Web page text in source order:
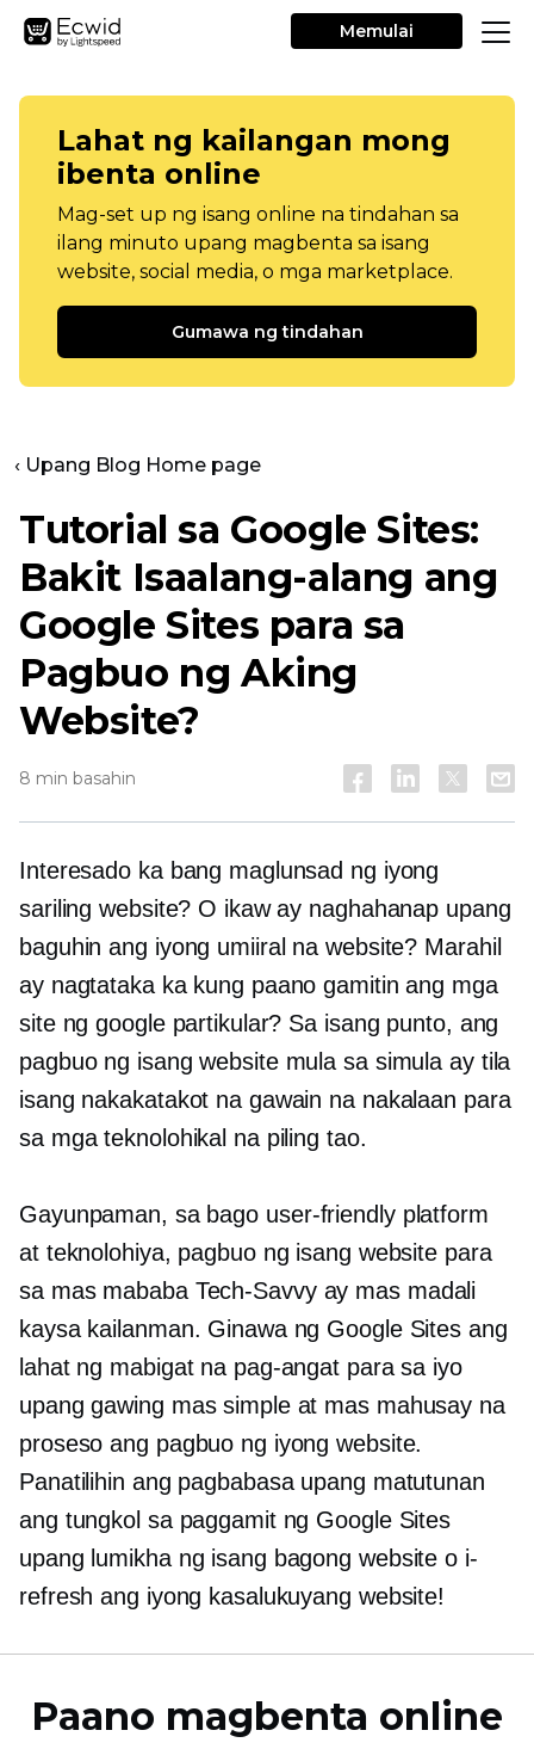
Memulai
Lahat ng kailangan mong
ibenta online
Mag-set up ng isang online na tindahan sa
ilang minuto upang magbenta sa isang
website, social media, o mga marketplace.
Gumawa ng tindahan
‹ Upang Blog Home page
Tutorial sa Google Sites:
Bakit Isaalang-alang ang
Google Sites para sa
Pagbuo ng Aking
Website?
8 min basahin
Interesado ka bang maglunsad ng iyong
sariling website? O ikaw ay naghahanap upang
baguhin ang iyong umiiral na website? Marahil
ay nagtataka ka kung paano gamitin ang mga
site ng google partikular? Sa isang punto, ang
pagbuo ng isang website mula sa simula ay tila
isang nakakatakot na gawain na nakalaan para
sa mga teknolohikal na piling tao.
Gayunpaman, sa bago user-friendlyplatform
at teknolohiya, pagbuo ng isang website para
sa mas mababa Tech-Savvyay mas madali
kaysa kailanman. Ginawa ng Google Sites ang
lahat ng mabigat na pag-angat para sa iyo
upang gawing mas simple at mas mahusay na
proseso ang pagbuo ng iyong website.
Panatilihin ang pagbabasa upang matutunan
ang tungkol sa paggamit ng Google Sites
upang lumikha ng isang bagong website o i-
refresh ang iyong kasalukuyang website!
Paano magbenta online